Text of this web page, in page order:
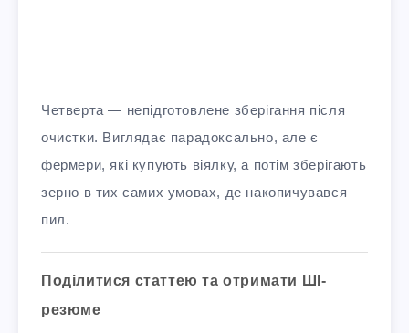
Четверта — непідготовлене зберігання після
очистки. Виглядає парадоксально, але є
фермери, які купують віялку, а потім зберігають
зерно в тих самих умовах, де накопичувався
пил.
Поділитися статтею та отримати ШІ-
резюме